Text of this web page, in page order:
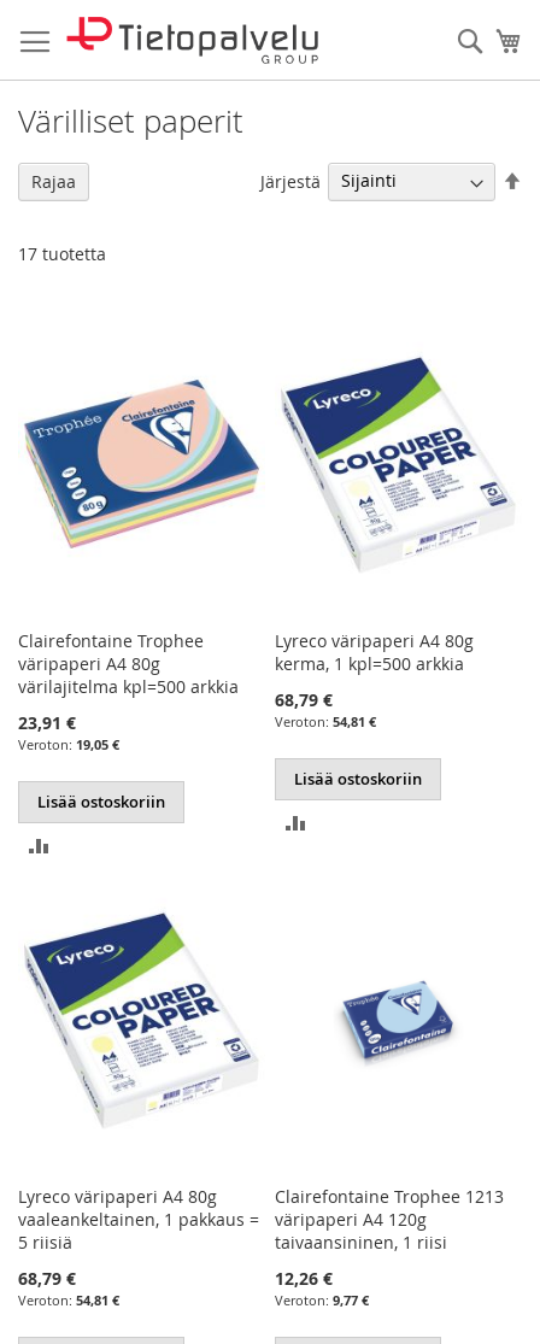
to
Content
Haku
Värilliset paperit
17 tuotetta
Järjestä
Clairefontaine Trophee
väripaperi A4 80g
värilajitelma kpl=500 arkkia
23,91 €
19,05 €
Lisää ostoskoriin
Lyreco väripaperi A4 80g
kerma, 1 kpl=500 arkkia
68,79 €
54,81 €
Lisää ostoskoriin
Lyreco väripaperi A4 80g
vaaleankeltainen, 1 pakkaus =
5 riisiä
68,79 €
54,81 €
Clairefontaine Trophee 1213
väripaperi A4 120g
taivaansininen, 1 riisi
12,26 €
9,77 €
Rajaa